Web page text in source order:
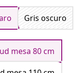
Gris oscuro
mesa 80 cm